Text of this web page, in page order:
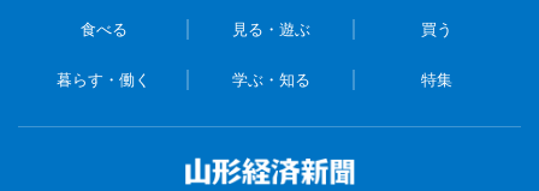
食べる 見る・遊ぶ 買う
暮らす・働く 学ぶ・知る 特集